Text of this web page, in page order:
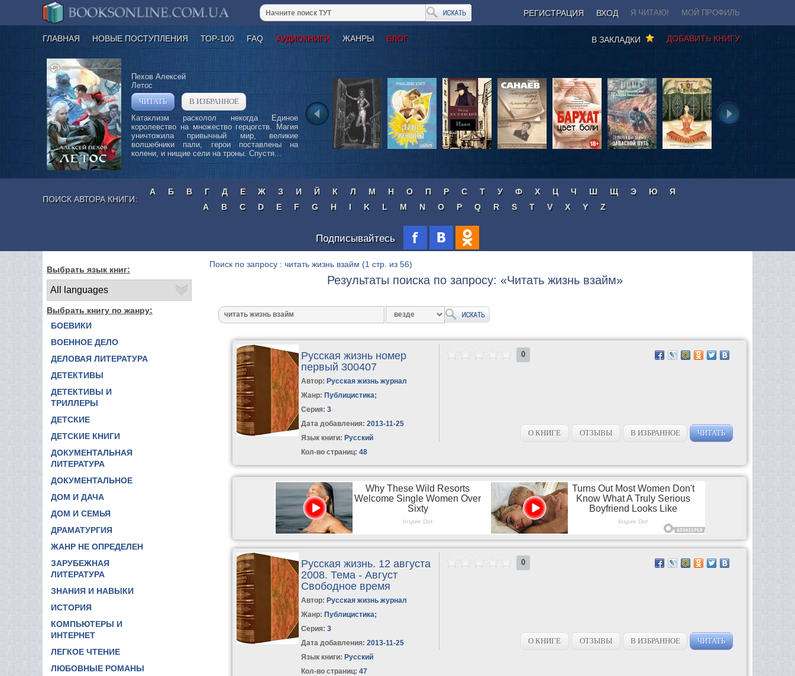
РЕГИСТРАЦИЯ ВХОД Я ЧИТАЮ! МОЙ ПРОФИЛЬ
ГЛАВНАЯ НОВЫЕ ПОСТУПЛЕНИЯ ТОР-100 FAQ АУДИОКНИГИ ЖАНРЫ БЛОГ ДОБАВИТЬ КНИГУ
В ЗАКЛАДКИ
Пехов Алексей
Летос
ЧИТАТЬ
В ИЗБРАННОЕ
Катаклизм расколол некогда Единое
королевство на множество герцогств. Магия
уничтожила привычный мир, великие
волшебники пали, герои поставлены на
колени, и нищие сели на троны. Спустя...
ПОИСК АВТОРА КНИГИ:
А Б В Г Д Е Ж З И Й К Л М Н О П Р С Т У Ф Х Ц Ч Ш Щ Э Ю
Я
A
B C D E F G H I K L M N O P Q R S T V X Y Z
Подписывайтесь
Выбрать язык книг:
Выбрать книгу по жанру:
БОЕВИКИ
ВОЕННОЕ ДЕЛО
ДЕЛОВАЯ ЛИТЕРАТУРА
ДЕТЕКТИВЫ
ДЕТЕКТИВЫ И
ТРИЛЛЕРЫ
ДЕТСКИЕ
ДЕТСКИЕ КНИГИ
ДОКУМЕНТАЛЬНАЯ
ЛИТЕРАТУРА
ДОКУМЕНТАЛЬНОЕ
ДОМ И ДАЧА
ДОМ И СЕМЬЯ
ДРАМАТУРГИЯ
ЖАНР НЕ ОПРЕДЕЛЕН
ЗАРУБЕЖНАЯ
ЛИТЕРАТУРА
ЗНАНИЯ И НАВЫКИ
ИСТОРИЯ
КОМПЬЮТЕРЫ И
ИНТЕРНЕТ
ЛЕГКОЕ ЧТЕНИЕ
ЛЮБОВНЫЕ РОМАНЫ
Поиск по запросу : читать жизнь взайм (1 стр. из 56)
Результаты поиска по запросу: «Читать жизнь взайм»
Русская жизнь номер
первый 300407
Автор: Русская жизнь журнал
Жанр: Публицистика;
Серия:3
Дата добавления: 2013-11-25
Язык книги: Русский
Кол-во страниц: 48
0
О КНИГЕ ОТЗЫВЫ В ИЗБРАННОЕ ЧИТАТЬ
Русская жизнь. 12 августа
2008. Тема - Август
Свободное время
Автор: Русская жизнь журнал
Жанр: Публицистика;
Серия:3
Дата добавления: 2013-11-25
Язык книги: Русский
Кол-во страниц: 47
0
О КНИГЕ ОТЗЫВЫ В ИЗБРАННОЕ ЧИТАТЬ